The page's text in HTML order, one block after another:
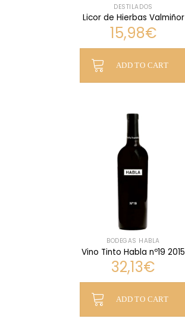
DESTILADOS
Licor de Hierbas Valmiñor
15,98€
ADD TO CART
BODEGAS HABLA
Vino Tinto Habla nº19 2015
32,13€
ADD TO CART